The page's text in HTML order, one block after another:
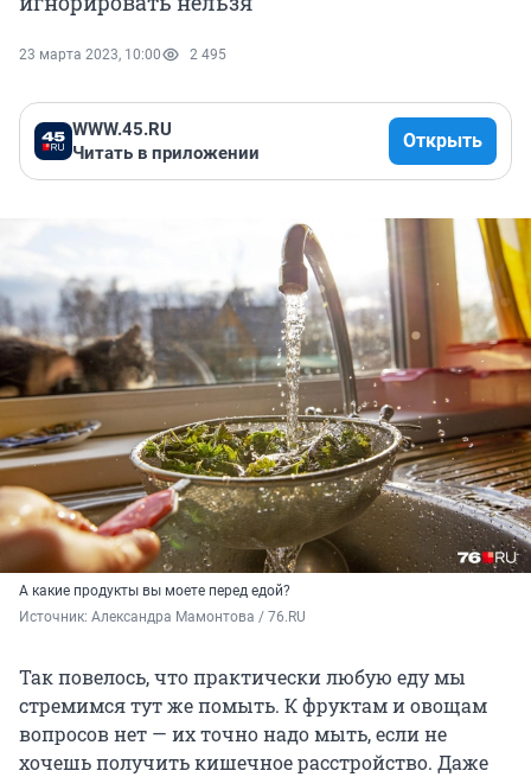
23 марта 2023, 10:00 2 495
WWW.45.RU
Читать в приложении
Открыть
А какие продукты вы моете перед едой?
Источник: Александра Мамонтова / 76.RU
Так повелось, что практически любую еду мы
стремимся тут же помыть. К фруктам и овощам
вопросов нет — их точно надо мыть, если не
хочешь получить кишечное расстройство. Даже